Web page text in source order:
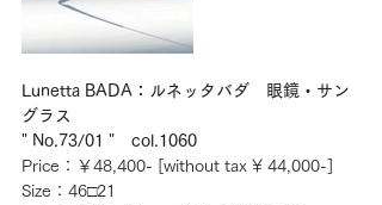
Lunetta BADA：ルネッタバダ　眼鏡・サン
グラス
" No.73/01 "　col.1060
Price：￥48,400- [without tax ¥ 44,000-]
Size：46□21